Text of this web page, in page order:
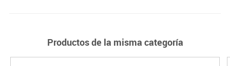
Productos de la misma categoría